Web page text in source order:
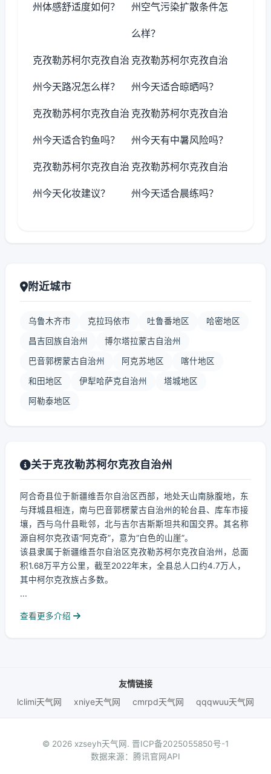
州体感舒适度如何？ 州空气污染扩散条件怎
么样？
克孜勒苏柯尔克孜自治
州今天路况怎么样？
克孜勒苏柯尔克孜自治
州今天适合晾晒吗？
克孜勒苏柯尔克孜自治
州今天适合钓鱼吗？
克孜勒苏柯尔克孜自治
州今天有中暑风险吗？
克孜勒苏柯尔克孜自治
州今天化妆建议？
克孜勒苏柯尔克孜自治
州今天适合晨练吗？
附近城市
乌鲁木齐市 克拉玛依市 吐鲁番地区 哈密地区
昌吉回族自治州 博尔塔拉蒙古自治州
巴音郭楞蒙古自治州 阿克苏地区 喀什地区
和田地区 伊犁哈萨克自治州 塔城地区
阿勒泰地区
关于克孜勒苏柯尔克孜自治州
阿合奇县位于新疆维吾尔自治区西部，地处天山南脉腹地，东
与拜城县相连，南与巴音郭楞蒙古自治州的轮台县、库车市接
壤，西与乌什县毗邻，北与吉尔吉斯斯坦共和国交界。其名称
源自柯尔克孜语“阿克奇”，意为“白色的山崖”。
该县隶属于新疆维吾尔自治区克孜勒苏柯尔克孜自治州，总面
积1.68万平方公里，截至2022年末，全县总人口约4.7万人，
其中柯尔克孜族占多数。
...
查看更多介绍
友情链接
lclimi天气网
xniye天气网 cmrpd天气网 qqqwuu天气网
© 2026 xzseyh天气网. 晋ICP备2025055850号-1
数据来源：腾讯官网API